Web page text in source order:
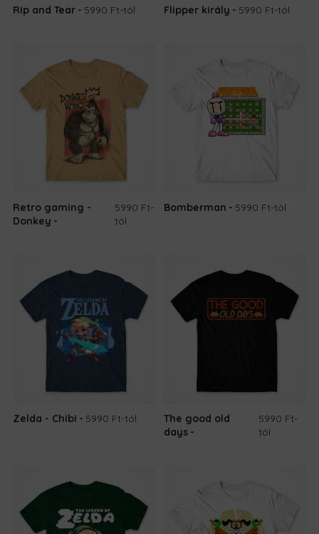
Rip and Tear 5990 Ft-tól Flipper király 5990 Ft-tól
Retro gaming -
Donkey
5990 Ft-
tól
Bomberman 5990 Ft-tól
Zelda - Chibi 5990 Ft-tól
The good old
days
5990 Ft-
tól